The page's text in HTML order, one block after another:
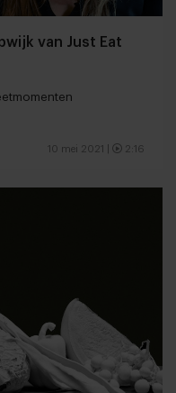
van Just Eat
10 mei 2021 2:16